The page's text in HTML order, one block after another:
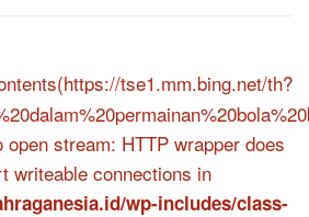
tse1.mm.bing.net/th?
open stream: HTTP wrapper does
writeable connections in
wp-includes/class-